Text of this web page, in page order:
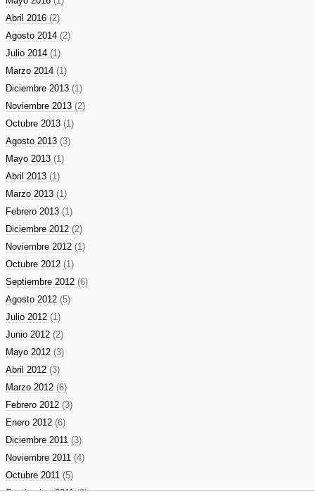
Abril 2016 (2)
Agosto 2014 (2)
Julio 2014 (1)
Marzo 2014 (1)
Diciembre 2013 (1)
Noviembre 2013 (2)
Octubre 2013 (1)
Agosto 2013 (3)
Mayo 2013 (1)
Abril 2013 (1)
Marzo 2013 (1)
Febrero 2013 (1)
Diciembre 2012 (2)
Noviembre 2012 (1)
Octubre 2012 (1)
Septiembre 2012 (6)
Agosto 2012 (5)
Julio 2012 (1)
Junio 2012 (2)
Mayo 2012 (3)
Abril 2012 (3)
Marzo 2012 (6)
Febrero 2012 (3)
Enero 2012 (6)
Diciembre 2011 (3)
Noviembre 2011 (4)
Octubre 2011 (5)
Septiembre 2011(8)